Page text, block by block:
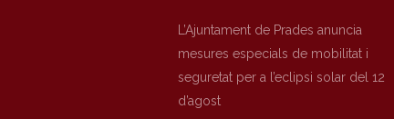
L’Ajuntament de Prades anuncia
mesures especials de mobilitat i
seguretat per a l’eclipsi solar del 12
d’agost